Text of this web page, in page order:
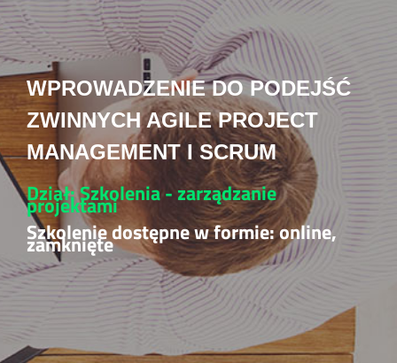
WPROWADZENIE DO PODEJŚĆ
ZWINNYCH AGILE PROJECT
MANAGEMENT I SCRUM
Dział: Szkolenia - zarządzanie
projektami
Szkolenie dostępne w formie: online,
zamknięte